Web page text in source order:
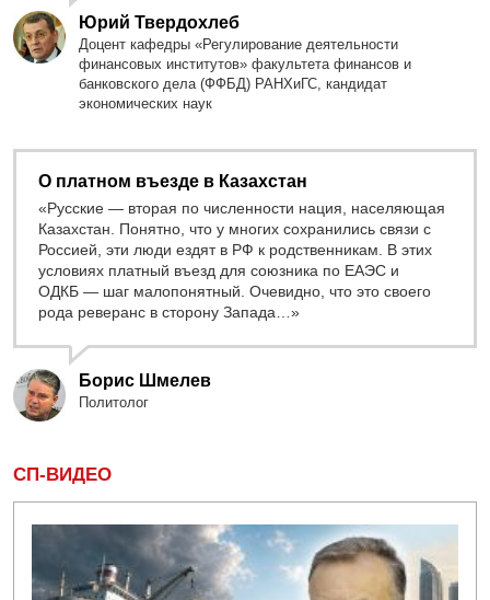
Юрий Твердохлеб
Доцент кафедры «Регулирование деятельности
финансовых институтов» факультета финансов и
банковского дела (ФФБД) РАНХиГС, кандидат
экономических наук
О платном въезде в Казахстан
«Русские — вторая по численности нация, населяющая
Казахстан. Понятно, что у многих сохранились связи с
Россией, эти люди ездят в РФ к родственникам. В этих
условиях платный въезд для союзника по ЕАЭС и
ОДКБ — шаг малопонятный. Очевидно, что это своего
рода реверанс в сторону Запада…»
Борис Шмелев
Политолог
СП-ВИДЕО